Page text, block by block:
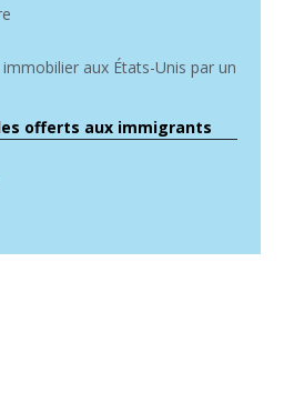
immobilier aux États-Unis par un
offerts aux immigrants